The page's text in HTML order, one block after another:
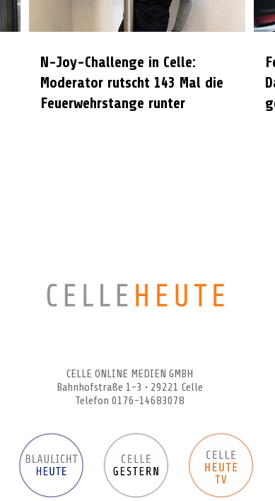
N-Joy-Challenge in Celle:
Moderator rutscht 143 Mal die
Feuerwehrstange runter
CELLE ONLINE MEDIEN GMBH
Bahnhofstraße 1-3 • 29221 Celle
Telefon 0176-14683078